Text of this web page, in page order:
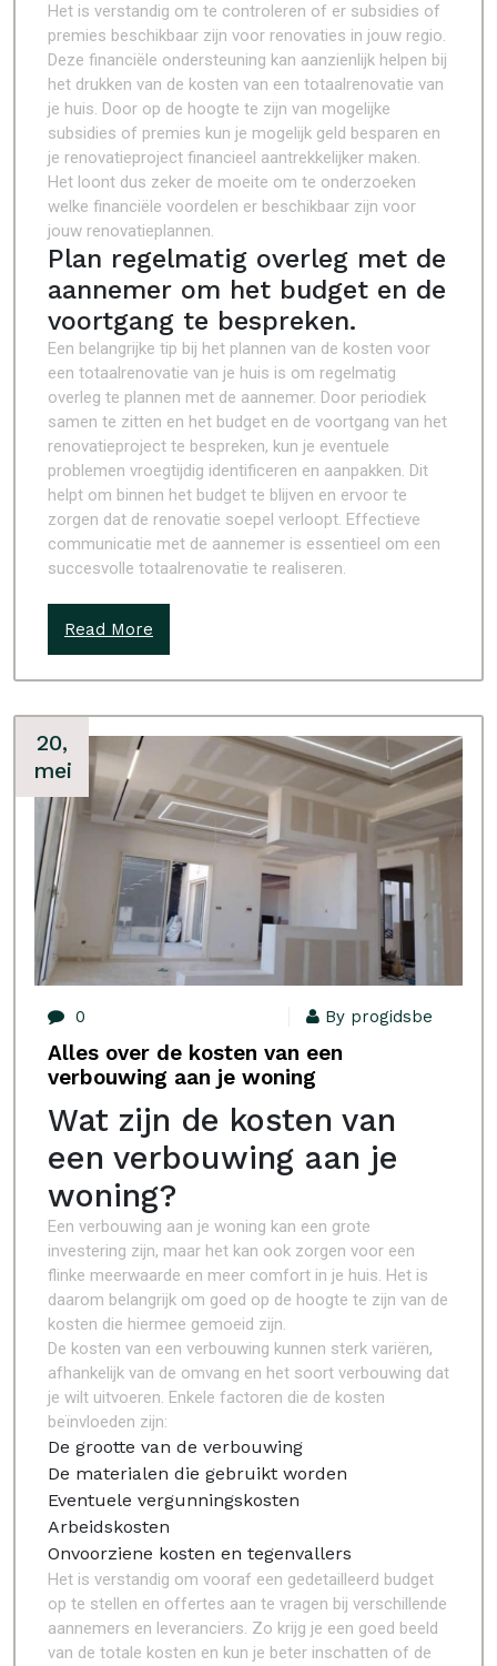
Het is verstandig om te controleren of er subsidies of
premies beschikbaar zijn voor renovaties in jouw regio.
Deze financiële ondersteuning kan aanzienlijk helpen bij
het drukken van de kosten van een totaalrenovatie van
je huis. Door op de hoogte te zijn van mogelijke
subsidies of premies kun je mogelijk geld besparen en
je renovatieproject financieel aantrekkelijker maken.
Het loont dus zeker de moeite om te onderzoeken
welke financiële voordelen er beschikbaar zijn voor
jouw renovatieplannen.
Plan regelmatig overleg met de
aannemer om het budget en de
voortgang te bespreken.
Een belangrijke tip bij het plannen van de kosten voor
een totaalrenovatie van je huis is om regelmatig
overleg te plannen met de aannemer. Door periodiek
samen te zitten en het budget en de voortgang van het
renovatieproject te bespreken, kun je eventuele
problemen vroegtijdig identificeren en aanpakken. Dit
helpt om binnen het budget te blijven en ervoor te
zorgen dat de renovatie soepel verloopt. Effectieve
communicatie met de aannemer is essentieel om een
succesvolle totaalrenovatie te realiseren.
Read More
20,
mei
0 By progidsbe
Alles over de kosten van een
verbouwing aan je woning
Wat zijn de kosten van
een verbouwing aan je
woning?
Een verbouwing aan je woning kan een grote
investering zijn, maar het kan ook zorgen voor een
flinke meerwaarde en meer comfort in je huis. Het is
daarom belangrijk om goed op de hoogte te zijn van de
kosten die hiermee gemoeid zijn.
De kosten van een verbouwing kunnen sterk variëren,
afhankelijk van de omvang en het soort verbouwing dat
je wilt uitvoeren. Enkele factoren die de kosten
beïnvloeden zijn:
De grootte van de verbouwing
De materialen die gebruikt worden
Eventuele vergunningskosten
Arbeidskosten
Onvoorziene kosten en tegenvallers
Het is verstandig om vooraf een gedetailleerd budget
op te stellen en offertes aan te vragen bij verschillende
aannemers en leveranciers. Zo krijg je een goed beeld
van de totale kosten en kun je beter inschatten of de